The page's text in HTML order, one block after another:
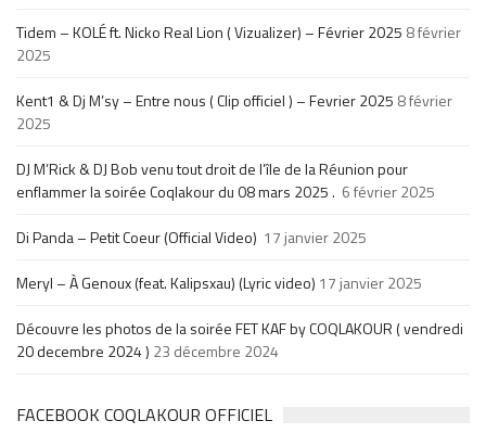
Tidem – KOLÉ ft. Nicko Real Lion ( Vizualizer) – Février 2025 8 février
2025
Kent1 & Dj M’sy – Entre nous ( Clip officiel ) – Fevrier 2025 8 février
2025
DJ M’Rick & DJ Bob venu tout droit de l’île de la Réunion pour
enflammer la soirée Coqlakour du 08 mars 2025 . 6 février 2025
Di Panda – Petit Coeur (Official Video) 17 janvier 2025
Meryl – À Genoux (feat. Kalipsxau) (Lyric video) 17 janvier 2025
Découvre les photos de la soirée FET KAF by COQLAKOUR ( vendredi
20 decembre 2024 ) 23 décembre 2024
FACEBOOK COQLAKOUR OFFICIEL